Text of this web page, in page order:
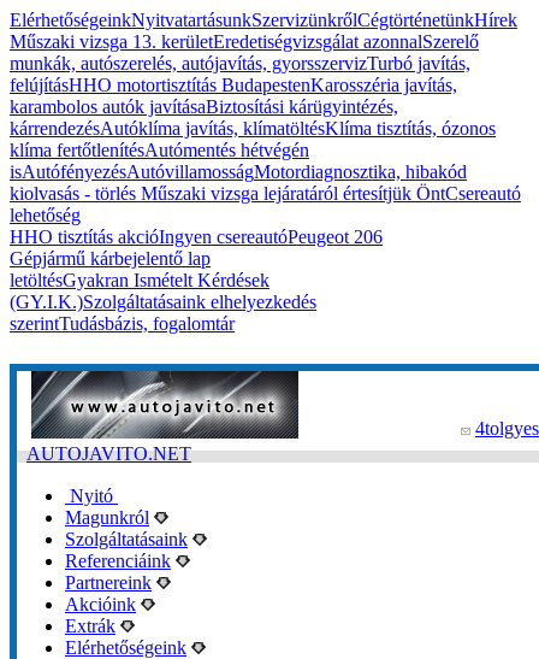
ElérhetőségeinkNyitvatartásunkSzervizünkrőlCégtörténetünkHírek
Műszaki vizsga 13. kerületEredetiségvizsgálat azonnalSzerelő
munkák, autószerelés, autójavítás, gyorsszervizTurbó javítás,
felújításHHO motortisztítás BudapestenKarosszéria javítás,
karambolos autók javításaBiztosítási kárügyintézés,
kárrendezésAutóklíma javítás, klímatöltésKlíma tisztítás, ózonos
klíma fertőtlenítésAutómentés hétvégén
isAutófényezésAutóvillamosságMotordiagnosztika, hibakód
kiolvasás - törlés Műszaki vizsga lejáratáról értesítjük ÖntCsereautó
lehetőség
HHO tisztítás akcióIngyen csereautóPeugeot 206
Gépjármű kárbejelentő lap
letöltésGyakran Ismételt Kérdések
(GY.I.K.)Szolgáltatásaink elhelyezkedés
szerintTudásbázis, fogalomtár
AUTOJAVITO.NET
Nyitó
Magunkról
Szolgáltatásaink
Referenciáink
Partnereink
Akcióink
Extrák
Elérhetőségeink